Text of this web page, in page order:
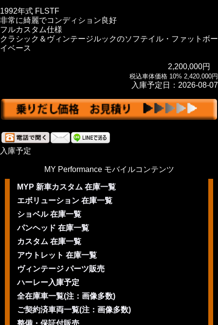
1992年式 FLSTF
非常に綺麗でコンディション良好
フルカスタム仕様
クラシック＆ヴィンテージルックのソフテイル・ファットボー
イベース
2,200,000円
税込車体価格 10% 2,420,000円
入庫予定日：2026-08-07
入庫予定
MY Performance モバイルコンテンツ
MYP 新車カスタム 在庫一覧
エボリューション 在庫一覧
ショベル 在庫一覧
パンヘッド 在庫一覧
カスタム 在庫一覧
アウトレット 在庫一覧
ヴィンテージ パーツ販売
ハーレー入庫予定
全在庫車一覧(注：画像多数)
ご契約済車両一覧(注：画像多数)
整備・保証付販売